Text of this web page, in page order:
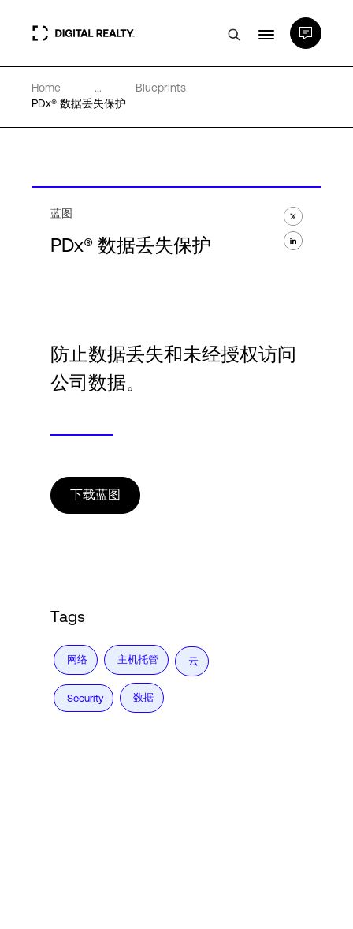
数据中心
专业知识和资源
Language
Home ...
Blueprints
PDx® 数据丢失保护
蓝图
PDx® 数据丢失保护
防止数据丢失和未经授权访问
公司数据。
下载蓝图
Tags
网络 主机托管 云
Security 数据